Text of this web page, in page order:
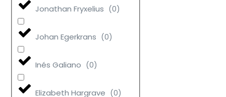
Jonathan Fryxelius (0)
Johan Egerkrans (0)
Inés Galiano (0)
Elizabeth Hargrave (0)